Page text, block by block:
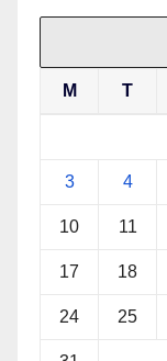
M T
3 4
10 11
17 18
24 25